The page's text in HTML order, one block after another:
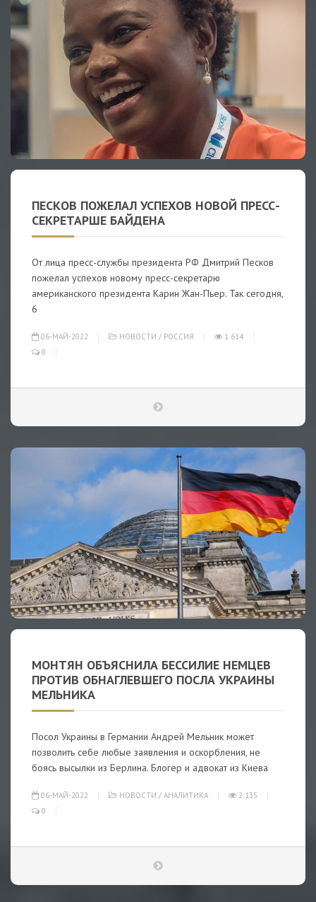
ПЕСКОВ ПОЖЕЛАЛ УСПЕХОВ НОВОЙ ПРЕСС-
СЕКРЕТАРШЕ БАЙДЕНА
От лица пресс-службы президента РФ Дмитрий Песков
пожелал успехов новому пресс-секретарю
американского президента Карин Жан-Пьер. Так сегодня,
6
06-МАЙ-2022 НОВОСТИ / РОССИЯ
1 614
0
МОНТЯН ОБЪЯСНИЛА БЕССИЛИЕ НЕМЦЕВ
ПРОТИВ ОБНАГЛЕВШЕГО ПОСЛА УКРАИНЫ
МЕЛЬНИКА
Посол Украины в Германии Андрей Мельник может
позволить себе любые заявления и оскорбления, не
боясь высылки из Берлина. Блогер и адвокат из Киева
06-МАЙ-2022 НОВОСТИ / АНАЛИТИКА
2 135
0